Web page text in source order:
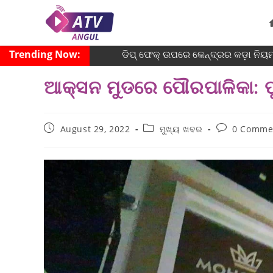
Trending Now: ଡିପ୍ ଫେକ୍ ଉପରେ କେନ୍ଦ୍ରର କଡ଼ା
ଆକ୍ସନ ମୁଡରେ
August 29, 2022 ମୁଖ୍ୟ ଖବର 0